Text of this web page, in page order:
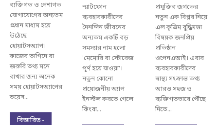
ব্যক্তিগত ও পেশাগত
যোগাযোগের অন্যতম
প্রধান মাধ্যম হয়ে
উঠেছে
হোয়াটসঅ্যাপ।
কাজের তাগিদে বা
জরুরি তথ্য মনে
রাখার জন্য অনেক
সময় হোয়াটসঅ্যাপের
ভয়েস...
বিস্তারিত -
স্মার্টফোন
ব্যবহারকারীদের
দৈনন্দিন জীবনের
অন্যতম একটি বড়
সমস্যার নাম হলো
'মেমোরি বা স্টোরেজ
পূর্ণ হয়ে যাওয়া'।
নতুন কোনো
প্রয়োজনীয় অ্যাপ
ইনস্টল করতে গেলে
কিংবা...
প্রযুক্তির জগতের
নতুন এক বিপ্লব নিয়ে
এল কৃত্রিম বুদ্ধিমত্তা
বিষয়ক জনপ্রিয়
প্রতিষ্ঠান
ওপেনএআই। এবার
ব্যবহারকারীদের
স্বাস্থ্য সংক্রান্ত তথ্য
আরও সহজ ও
ব্যক্তিগতভাবে পৌঁছে
দিতে...